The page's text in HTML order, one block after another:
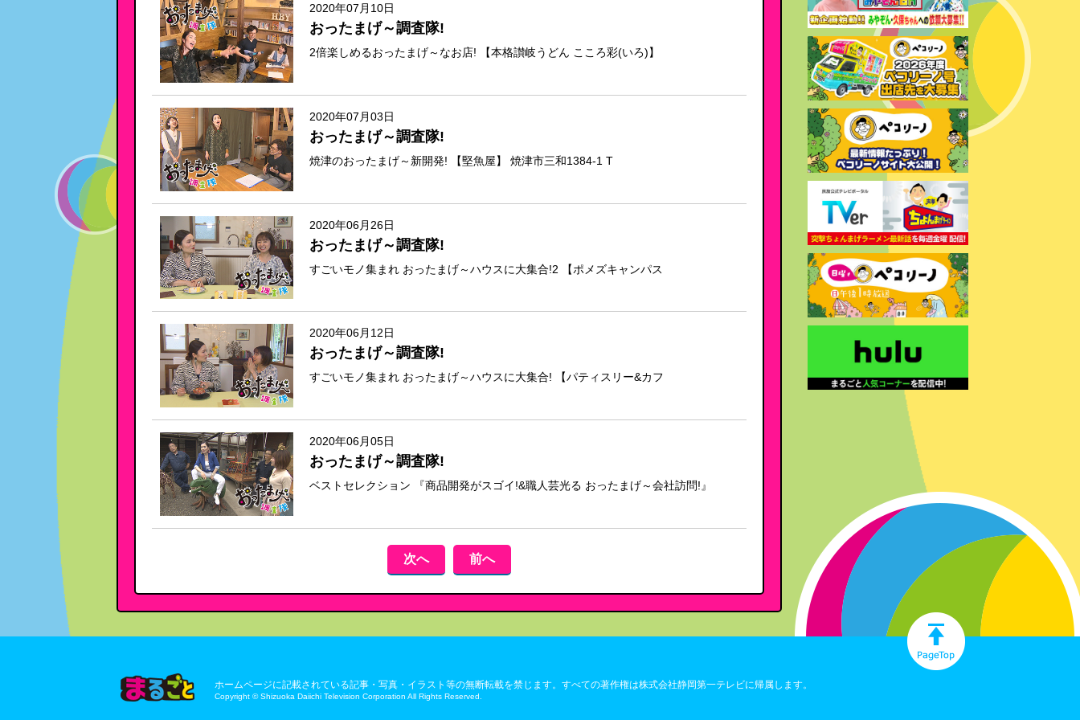
2020年07月10日
おったまげ～調査隊!
2倍楽しめるおったまげ～なお店! 【本格讃岐うどん こころ彩(いろ)】
2020年07月03日
おったまげ～調査隊!
焼津のおったまげ～新開発! 【堅魚屋】 焼津市三和1384-1 T
2020年06月26日
おったまげ～調査隊!
すごいモノ集まれ おったまげ～ハウスに大集合!2 【ポメズキャンパス
2020年06月12日
おったまげ～調査隊!
すごいモノ集まれ おったまげ～ハウスに大集合! 【パティスリー&カフ
2020年06月05日
おったまげ～調査隊!
ベストセレクション 『商品開発がスゴイ!&職人芸光る おったまげ～会社訪問!』
次へ 前へ
ホームページに記載されている記事・写真・イラスト等の無断転載を禁じます。すべての著作権は株式会社静岡第一テレビに帰属します。
Copyright © Shizuoka Daiichi Television Corporation All Rights Reserved.